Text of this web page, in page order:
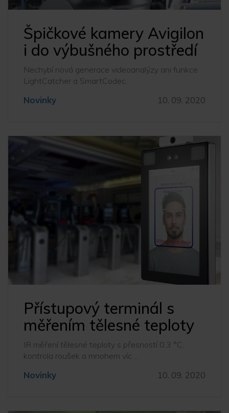
Špičkové kamery Avigilon
i do výbušného prostředí
Nechybí nová generace videoanalýzy ani funkce
LightCatcher a SmartCodec.
Novinky 10. 09. 2020
Přístupový terminál s
měřením tělesné teploty
IR měření tělesné teploty s přesností 0,3 °C,
kontrola roušek a mnohem víc ...
Novinky 10. 09. 2020